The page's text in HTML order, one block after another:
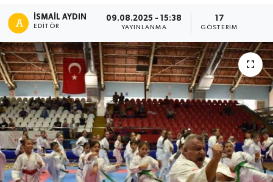
İSMAIL AYDIN
EDITÖR
09.08.2025 - 15:38
YAYINLANMA
17
GÖSTERIM